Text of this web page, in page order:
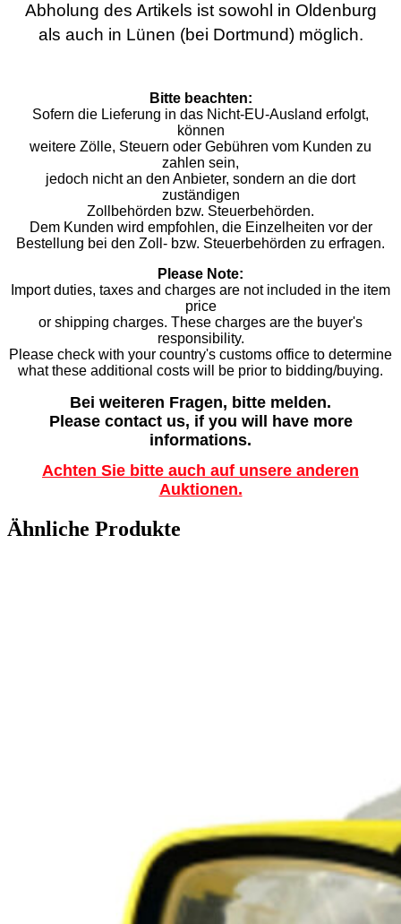
Abholung des Artikels ist sowohl in Oldenburg
als auch in Lünen (bei Dortmund) möglich.
Bitte beachten:
Sofern die Lieferung in das Nicht-EU-Ausland erfolgt,
können
weitere Zölle, Steuern oder Gebühren vom Kunden zu
zahlen sein,
jedoch nicht an den Anbieter, sondern an die dort
zuständigen
Zollbehörden bzw. Steuerbehörden.
Dem Kunden wird empfohlen, die Einzelheiten vor der
Bestellung bei den Zoll- bzw. Steuerbehörden zu erfragen.
Please Note:
Import duties, taxes and charges are not included in the item
price
or shipping charges. These charges are the buyer's
responsibility.
Please check with your country's customs office to determine
what these additional costs will be prior to bidding/buying.
Bei weiteren Fragen, bitte melden.
Please contact us, if you will have more
informations.
Achten Sie bitte auch auf unsere anderen
Auktionen.
Ähnliche Produkte